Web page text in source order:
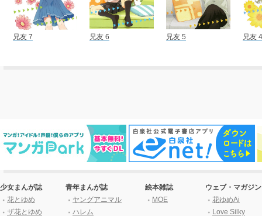
兄友 7 兄友 6 兄友 5 兄友 4
少女まんが誌
花とゆめ
ザ花とゆめ
青年まんが誌
ヤングアニマル
ハレム
絵本雑誌
MOE
ウェブ・マガジン
花ゆめAi
Love Silky